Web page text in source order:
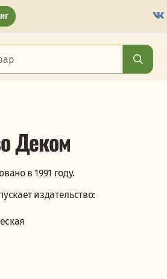
Деком
в 1991 году.
издательство: